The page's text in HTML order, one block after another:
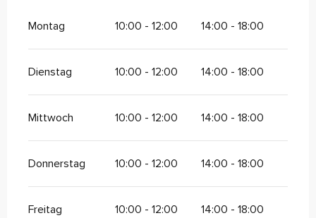
Montag 10:00 - 12:00 14:00 - 18:00
Dienstag 10:00 - 12:00 14:00 - 18:00
Mittwoch 10:00 - 12:00 14:00 - 18:00
Donnerstag 10:00 - 12:00 14:00 - 18:00
Freitag 10:00 - 12:00 14:00 - 18:00